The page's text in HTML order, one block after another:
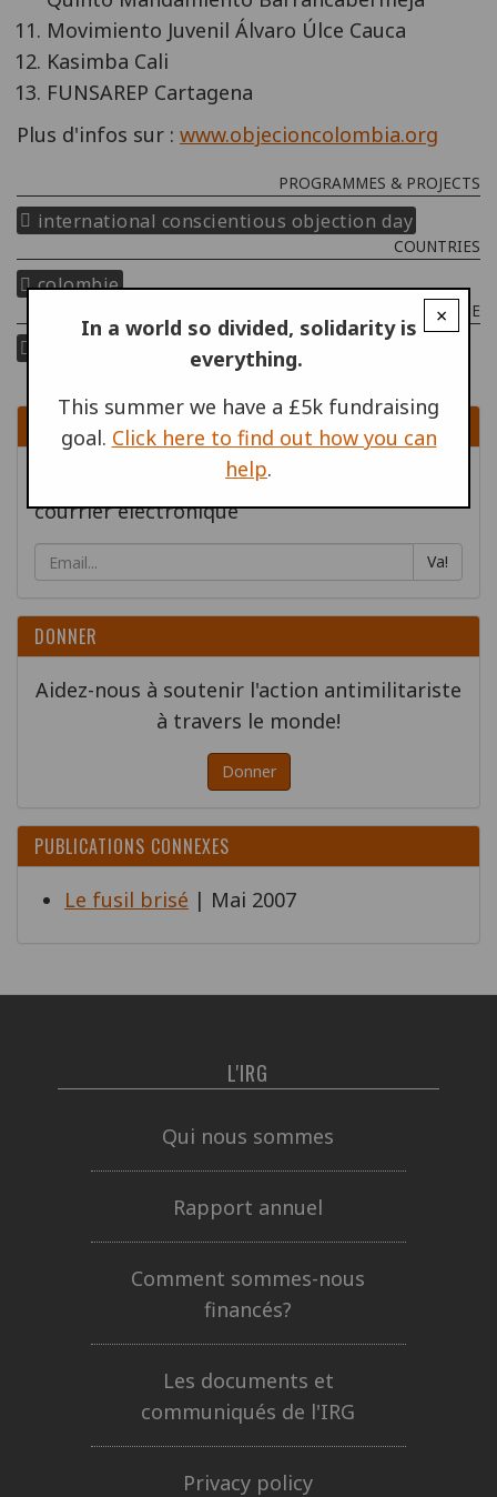
Movimiento Juvenil Álvaro Úlce Cauca
Kasimba Cali
FUNSAREP Cartagena
Plus d'infos sur : www.objecioncolombia.org
PROGRAMMES & PROJECTS
international conscientious objection day
COUNTRIES
colombie
THEME
conscientious objection
×
In a world so divided, solidarity is
everything.
This summer we have a £5k fundraising
goal. Click here to find out how you can
help.
Inscrivez-vous pour recevoir du contenu par
courrier électronique
Va!
DONNER
Aidez-nous à soutenir l'action antimilitariste
à travers le monde!
Donner
PUBLICATIONS CONNEXES
Le fusil brisé | Mai 2007
L'IRG
Qui nous sommes
Rapport annuel
Comment sommes-nous
financés?
Les documents et
communiqués de l'IRG
Privacy policy